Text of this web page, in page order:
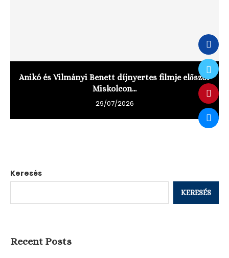
Anikó és Vilmányi Benett díjnyertes filmje először
Miskolcon...
29/07/2026
Keresés
KERESÉS
Recent Posts